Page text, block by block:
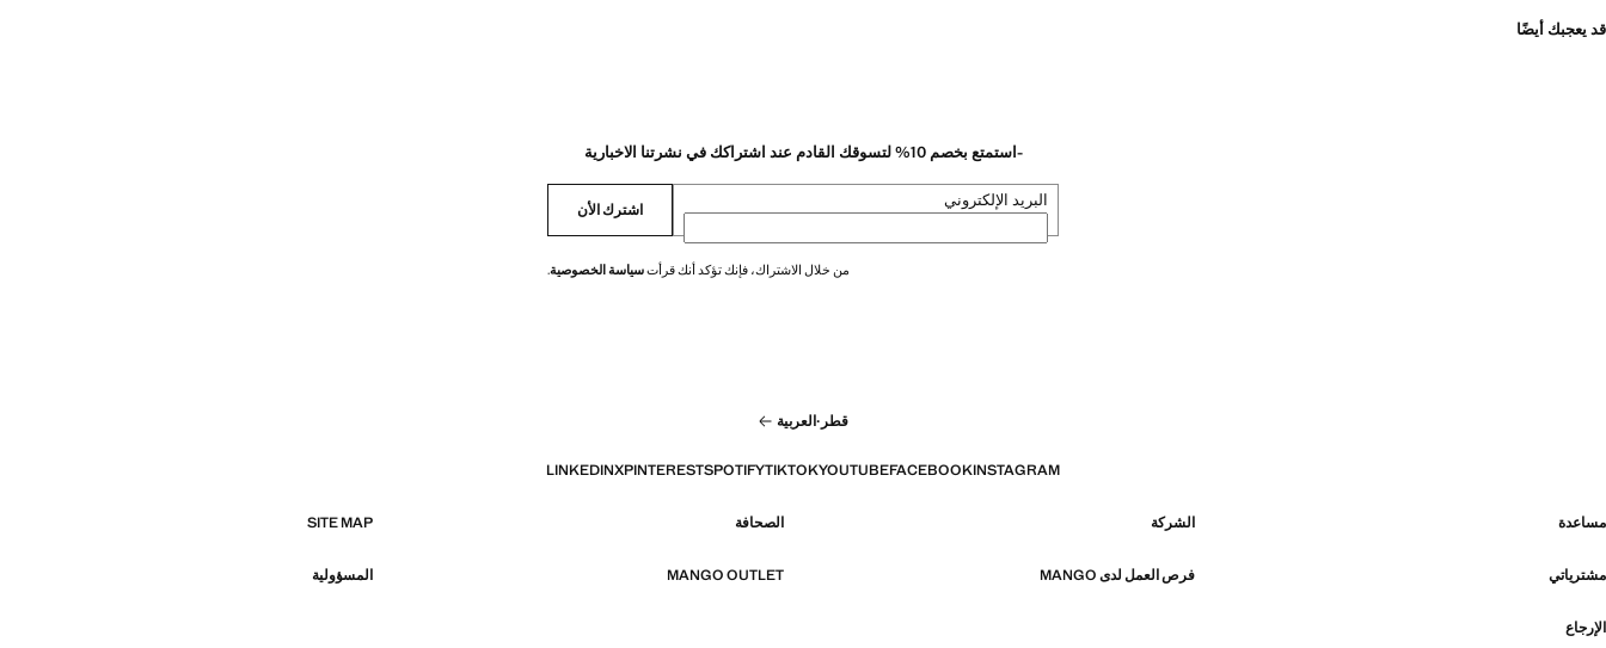
قد يعجبك أيضًا
-استمتع بخصم 10% لتسوقك القادم عند اشتراكك في نشرتنا الاخبارية
البريد الإلكتروني اشترك الأن
من خلال الاشتراك، فإنك تؤكد أنك قرأتسياسة الخصوصية.
قطر ·العربية
INSTAGRAM
FACEBOOK
YOUTUBE
TIKTOK
SPOTIFY
PINTEREST
X
LINKEDIN
مساعدة الشركة الصحافة SITE MAP
مشترياتي فرص العمل لدى MANGO MANGO OUTLET المسؤولية
الإرجاع